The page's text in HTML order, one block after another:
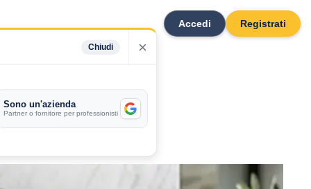
Accedi
Registrati
Chiudi ×
Sono un'azienda
Partner o fornitore per professionisti